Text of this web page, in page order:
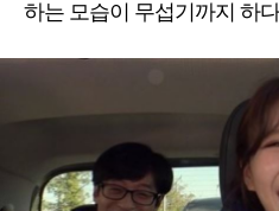
하는 모습이 무섭기까지 하